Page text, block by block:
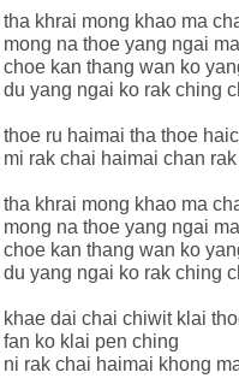
tha khrai mong khao ma
mong na thoe yang ngai
choe kan thang wan ko
du yang ngai ko rak ching
thoe ru haimai tha thoe
mi rak chai haimai chan
tha khrai mong khao ma
mong na thoe yang ngai
choe kan thang wan ko
du yang ngai ko rak ching
khae dai chai chiwit klai
fan ko klai pen ching
ni rak chai haimai khong